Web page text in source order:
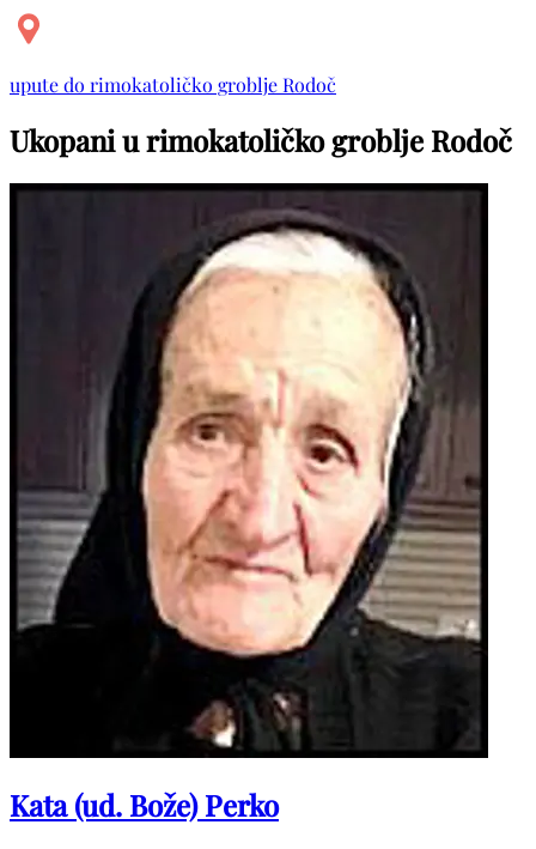
upute do rimokatoličko groblje Rodoč
Ukopani u rimokatoličko groblje Rodoč
Kata (ud. Bože) Perko